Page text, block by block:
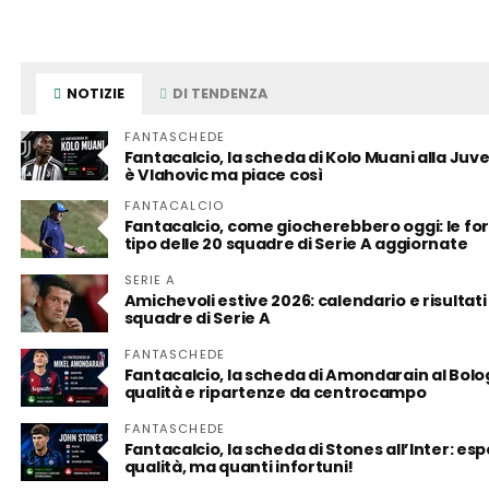
NOTIZIE DI TENDENZA
FANTASCHEDE
Fantacalcio, la scheda di Kolo Muani alla
è Vlahovic ma piace così
FANTACALCIO
Fantacalcio, come giocherebbero oggi: le
tipo delle 20 squadre di Serie A aggiornate
SERIE A
Amichevoli estive 2026: calendario e risultati
squadre di Serie A
FANTASCHEDE
Fantacalcio, la scheda di Amondarain al
qualità e ripartenze da centrocampo
FANTASCHEDE
Fantacalcio, la scheda di Stones all’Inter:
qualità, ma quanti infortuni!